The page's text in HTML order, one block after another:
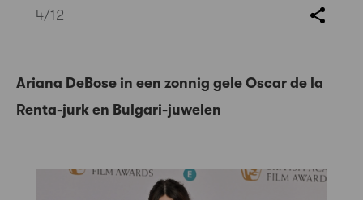
4/12
Ariana DeBose in een zonnig gele Oscar de la
Renta-jurk en Bulgari-juwelen